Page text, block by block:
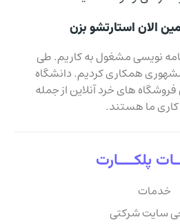
الان استارتشو بزن
نویسی مشغول به کاریم. طی
همکاری کردیم. دانشگاه
های خرد آنلاین از جمله
ما هستند.
پلکــــارت
خدمات
سایت شرکتی